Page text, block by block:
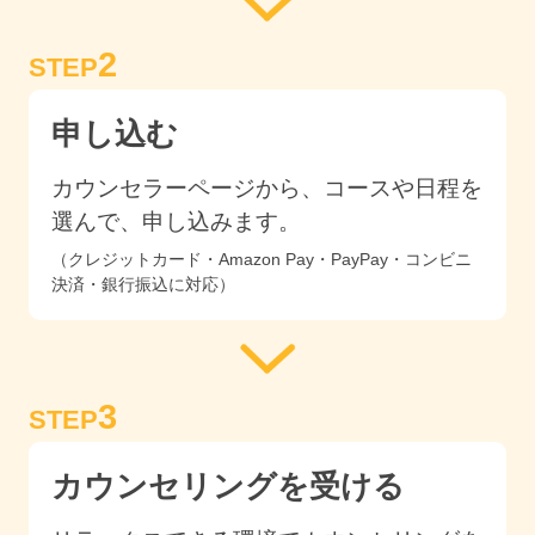
STEP2
申し込む
カウンセラーページから、コースや日程を
選んで、申し込みます。
（クレジットカード・Amazon Pay・PayPay・コンビニ
決済・銀行振込に対応）
STEP3
カウンセリングを受ける